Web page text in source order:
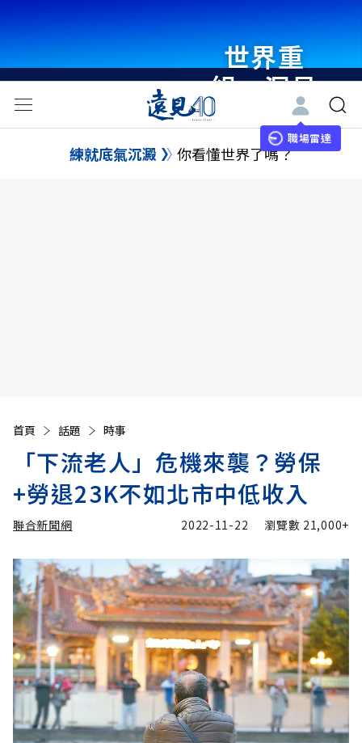
世界重
組・洞見
未來 與
世界領袖
職場雷達
練就底氣沉澱 你看懂世界了嗎？
首頁 話題 時事
「下流老人」危機來襲？勞保
+勞退23K不如北市中低收入
聯合新聞網 2022-11-22 瀏覽數 21,000+